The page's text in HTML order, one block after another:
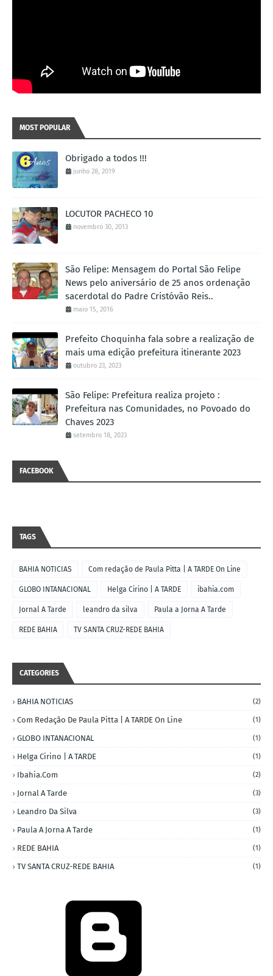
MOST POPULAR
Obrigado a todos !!!
junho 28, 2019
LOCUTOR PACHECO 10
novembro 30, 2013
São Felipe: Mensagem do Portal São Felipe
News pelo aniversário de 25 anos ordenação
sacerdotal do Padre Cristóvão Reis..
maio 15, 2016
Prefeito Choquinha fala sobre a realização de
mais uma edição prefeitura itinerante 2023
outubro 23, 2023
São Felipe: Prefeitura realiza projeto :
Prefeitura nas Comunidades, no Povoado do
Chaves 2023
setembro 18, 2023
FACEBOOK
TAGS
BAHIA NOTICIAS Com redação de Paula Pitta | A TARDE On Line
GLOBO INTANACIONAL Helga Cirino | A TARDE ibahia.com
Jornal A Tarde leandro da silva Paula a Jorna A Tarde
REDE BAHIA TV SANTA CRUZ-REDE BAHIA
CATEGORIES
BAHIA NOTICIAS (2)
Com Redação De Paula Pitta | A TARDE On Line (1)
GLOBO INTANACIONAL (1)
Helga Cirino | A TARDE (1)
Ibahia.com (2)
Jornal A Tarde (3)
Leandro Da Silva (3)
Paula A Jorna A Tarde (1)
REDE BAHIA (1)
TV SANTA CRUZ-REDE BAHIA (1)